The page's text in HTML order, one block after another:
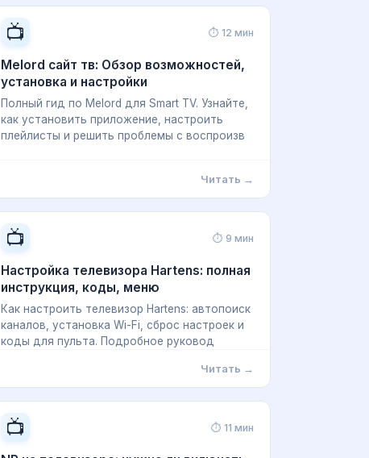
📺 ⏱ 12 мин
Melord сайт тв: Обзор возможностей,
установка и настройки
Полный гид по Melord для Smart TV. Узнайте,
как установить приложение, настроить
плейлисты и решить проблемы с воспроизв
Читать →
📺 ⏱ 9 мин
Настройка телевизора Hartens: полная
инструкция, коды, меню
Как настроить телевизор Hartens: автопоиск
каналов, установка Wi-Fi, сброс настроек и
коды для пульта. Подробное руковод
Читать →
📺 ⏱ 11 мин